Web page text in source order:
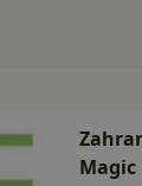
Magic